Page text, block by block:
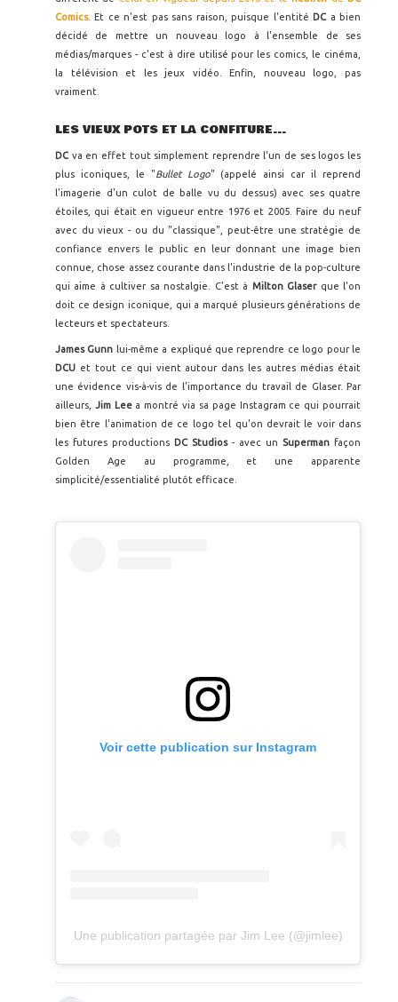
Comics. Et ce n'est pas sans raison, puisque l'entité DC a bien
décidé de mettre un nouveau logo à l'ensemble de ses
médias/marques - c'est à dire utilisé pour les comics, le cinéma,
la télévision et les jeux vidéo. Enfin, nouveau logo, pas
vraiment.
LES VIEUX POTS ET LA CONFITURE...
DC va en effet tout simplement reprendre l'un de ses logos les
plus iconiques, le "Bullet Logo" (appelé ainsi car il reprend
l'imagerie d'un culot de balle vu du dessus) avec ses quatre
étoiles, qui était en vigueur entre 1976 et 2005. Faire du neuf
avec du vieux - ou du "classique", peut-être une stratégie de
confiance envers le public en leur donnant une image bien
connue, chose assez courante dans l'industrie de la pop-culture
qui aime à cultiver sa nostalgie. C'est à Milton Glaser que l'on
doit ce design iconique, qui a marqué plusieurs générations de
lecteurs et spectateurs.
James Gunn lui-même a expliqué que reprendre ce logo pour le
DCU et tout ce qui vient autour dans les autres médias était
une évidence vis-à-vis de l'importance du travail de Glaser. Par
ailleurs, Jim Lee a montré via sa page Instagram ce qui pourrait
bien être l'animation de ce logo tel qu'on devrait le voir dans
les futures productions DC Studios- avec un Superman façon
Golden Age au programme, et une apparente
simplicité/essentialité plutôt efficace.
Voir cette publication sur Instagram
Une publication partagée par Jim Lee (@jimlee)